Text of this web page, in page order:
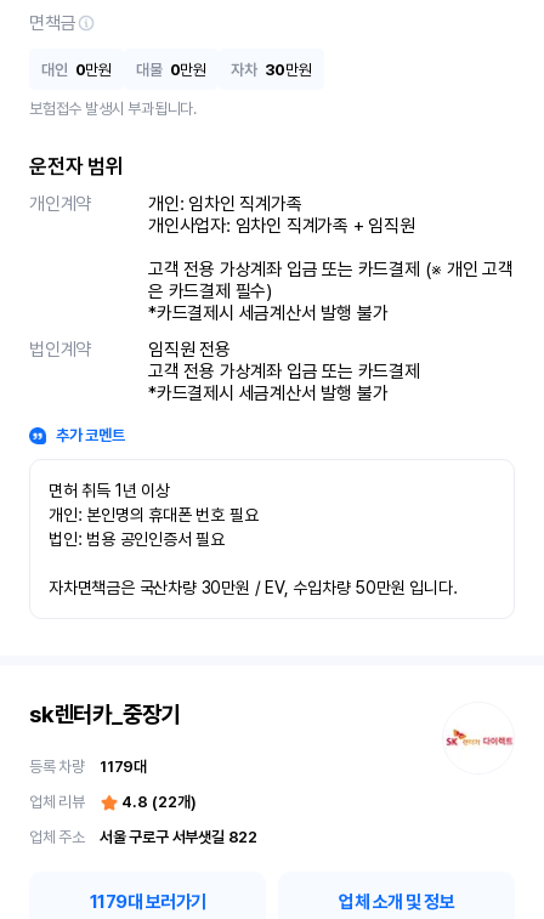
면책금
대인 0만원 대물 0만원 자차 30만원
보험접수 발생시 부과됩니다.
운전자 범위
개인계약
개인: 임차인 직계가족
개인사업자: 임차인 직계가족 + 임직원
고객 전용 가상계좌 입금 또는 카드결제 (※ 개인 고객
은 카드결제 필수)
*카드결제시 세금계산서 발행 불가
법인계약
임직원 전용
고객 전용 가상계좌 입금 또는 카드결제
*카드결제시 세금계산서 발행 불가
추가 코멘트
면허 취득 1년 이상
개인: 본인명의 휴대폰 번호 필요
법인: 범용 공인인증서 필요
자차면책금은 국산차량 30만원 / EV, 수입차량 50만원 입니다.
sk렌터카_중장기
등록 차량 1179대
업체 리뷰
4.8 (22개)
업체 주소
서울 구로구 서부샛길 822
1179대 보러가기 업체 소개 및 정보